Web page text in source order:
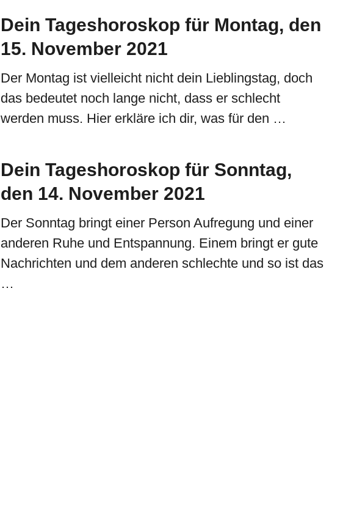
Dein Tageshoroskop für Montag, den
15. November 2021
Der Montag ist vielleicht nicht dein Lieblingstag, doch
das bedeutet noch lange nicht, dass er schlecht
werden muss. Hier erkläre ich dir, was für den …
Dein Tageshoroskop für Sonntag,
den 14. November 2021
Der Sonntag bringt einer Person Aufregung und einer
anderen Ruhe und Entspannung. Einem bringt er gute
Nachrichten und dem anderen schlechte und so ist das
…